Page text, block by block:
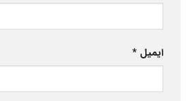
ایمیل *